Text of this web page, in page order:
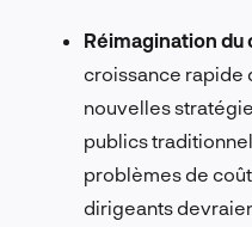
Réimagination du
croissance rapide
nouvelles
publics
problèmes de
dirigeants